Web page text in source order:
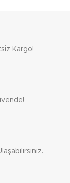
Kargo!